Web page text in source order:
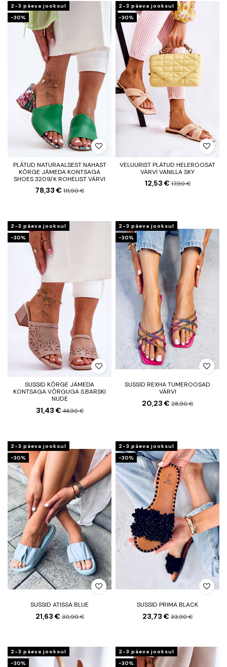
2-3 päeva jooksul
−30%
PLÄTUD NATURAALSEST NAHAST
KÕRGE JÄMEDA KONTSAGA
SHOES 3209/K ROHELIST VÄRVI
78,33 € 111,90 €
2-3 päeva jooksul
−30%
VELUURIST PLÄTUD HELEROOSAT
VÄRVI VANILLA SKY
12,53 €17,90 €
2-3 päeva jooksul
−30%
SUSSID KÕRGE JÄMEDA
KONTSAGA VÕRGUGA S.BARSKI
NUDE
31,43 €44,90 €
2-3 päeva jooksul
−30%
SUSSID REXHA TUMEROOSAD
VÄRVI
20,23 € 28,90 €
2-3 päeva jooksul
−30%
SUSSID ATISSA BLUE
21,63 €30,90 €
2-3 päeva jooksul
−30%
SUSSID PRIMA BLACK
23,73 € 33,90 €
2-3 päeva jooksul
−30%
2-3 päeva jooksul
−30%